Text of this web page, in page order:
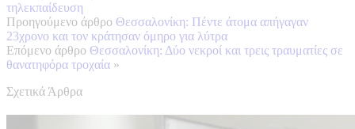
τηλεκπαίδευση
Προηγούμενο άρθρο Θεσσαλονίκη: Πέντε άτομα απήγαγαν
23χρονο και τον κράτησαν όμηρο για λύτρα
Επόμενο άρθρο Θεσσαλονίκη: Δύο νεκροί και τρεις τραυματίες σε
θανατηφόρα τροχαία »
Σχετικά Άρθρα